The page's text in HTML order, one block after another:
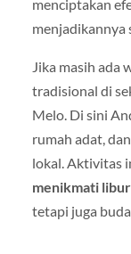
menciptakan
menjadikannya
Jika masih ada
tradisional di
Melo. Di sini
rumah adat,
lokal. Aktivitas
menikmati
tetapi juga